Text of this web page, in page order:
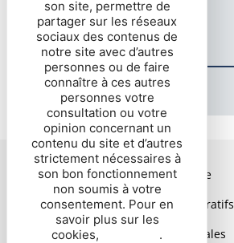
DÉLIBÉRATIONS
Plan de site
Actes administratifs
Mentions légales
son site, permettre de
partager sur les réseaux
sociaux des contenus de
notre site avec d’autres
personnes ou de faire
connaître à ces autres
personnes votre
consultation ou votre
opinion concernant un
contenu du site et d’autres
strictement nécessaires à
son bon fonctionnement
non soumis à votre
consentement. Pour en
savoir plus sur les
cookies,
.